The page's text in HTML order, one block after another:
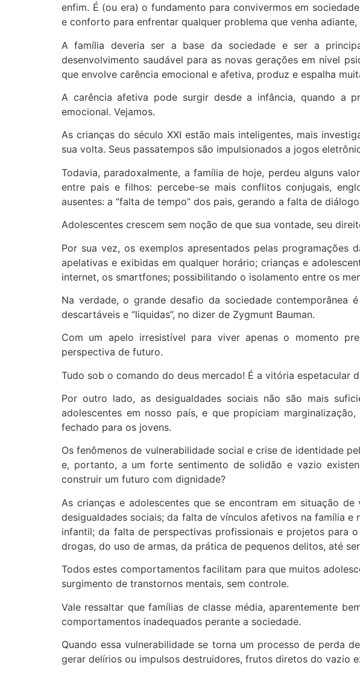
enfim. É (ou era) o fundamento para convivermos em
e conforto para enfrentar qualquer problema que venha adiante,
A família deveria ser a base da sociedade e ser a
desenvolvimento saudável para as novas gerações em nível
que envolve carência emocional e afetiva, produz e espalha
A carência afetiva pode surgir desde a infância, quando a
emocional. Vejamos.
As crianças do século XXI estão mais inteligentes, mais
sua volta. Seus passatempos são impulsionados a jogos
Todavia, paradoxalmente, a família de hoje, perdeu alguns
entre pais e filhos: percebe-se mais conflitos conjugais,
ausentes: a “falta de tempo” dos pais, gerando a falta de
Adolescentes crescem sem noção de que sua vontade, seu
Por sua vez, os exemplos apresentados pelas
apelativas e exibidas em qualquer horário; crianças e
internet, os smartfones; possibilitando o isolamento entre os
Na verdade, o grande desafio da sociedade contemporânea
descartáveis e “liquidas”, no dizer de Zygmunt Bauman.
Com um apelo irresistível para viver apenas o momento
perspectiva de futuro.
Tudo sob o comando do deus mercado! É a vitória espetacular
Por outro lado, as desigualdades sociais não são mais
adolescentes em nosso país, e que propiciam
fechado para os jovens.
Os fenômenos de vulnerabilidade social e crise de identidade
e, portanto, a um forte sentimento de solidão e vazio
construir um futuro com dignidade?
As crianças e adolescentes que se encontram em situação
desigualdades sociais; da falta de vínculos afetivos na família
infantil; da falta de perspectivas profissionais e projetos para
drogas, do uso de armas, da prática de pequenos delitos, até
Todos estes comportamentos facilitam para que muitos
surgimento de transtornos mentais, sem controle.
Vale ressaltar que famílias de classe média, aparentemente
comportamentos inadequados perante a sociedade.
Quando essa vulnerabilidade se torna um processo de perda
gerar delírios ou impulsos destruidores, frutos diretos do vazio